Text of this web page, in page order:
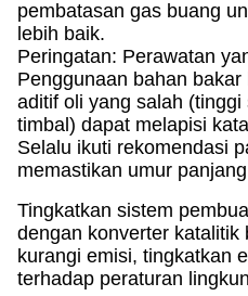
pembatasan gas buang
lebih baik.
Peringatan: Perawatan
Penggunaan bahan
aditif oli yang salah
timbal) dapat melapisi
Selalu ikuti rekomendasi
memastikan umur
Tingkatkan sistem
dengan konverter
kurangi emisi, tingkatkan
terhadap peraturan